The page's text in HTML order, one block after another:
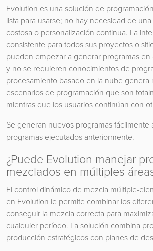
Evolution es una solución de
lista para usarse; no hay necesidad de
costosa o personalización continua. La
consistente para todos sus proyectos o
pueden empezar a generar programas
y no se requieren conocimientos de
procesamiento basado en la nube genera
escenarios de programación que son
mientras que los usuarios continúan con
Se generan nuevos programas fácilmente
programas ejecutados anteriormente.
¿Puede Evolution manejar
mezclados en múltiples
El control dinámico de mezcla múltiple-
en Evolution le permite combinar los
conseguir la mezcla correcta para
cualquier período. La solución combina
producción estratégicos con planes de